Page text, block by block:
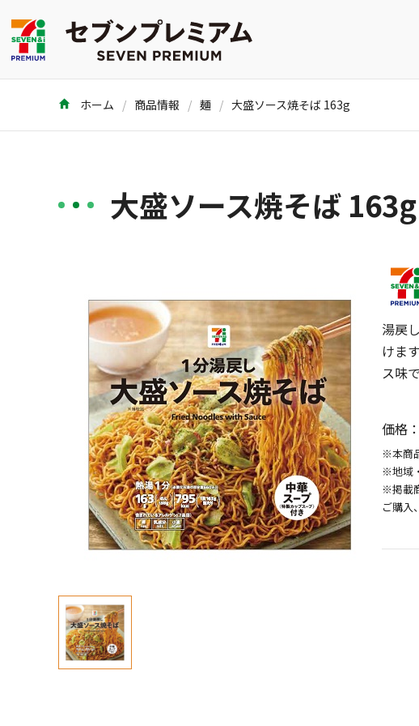
ホーム 商品情報 麺 大盛ソース焼そば 163g
大盛ソース焼そば 163g
湯戻
けま
ス味
価格：
※本商
※地域
※掲載
ご購入